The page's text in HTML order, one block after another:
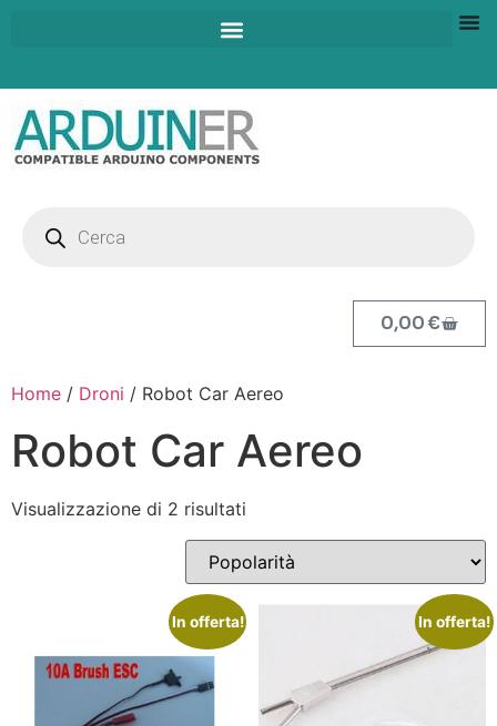
0,00€
Home / Droni / Robot Car Aereo
Robot Car Aereo
Visualizzazione di 2 risultati
In offerta! In offerta!